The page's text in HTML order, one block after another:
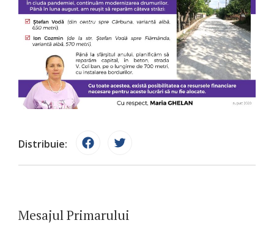
Distribuie:
Mesajul Primarului